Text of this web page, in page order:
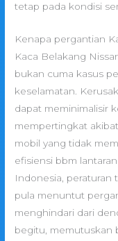
tetap pada kondisi
Kenapa pergantian
Kaca Belakang
bukan cuma kasus
keselamatan.
dapat meminimalisir
mempertingkat
mobil yang tidak
efisiensi bbm
Indonesia, peraturan
pula menuntut
menghindari dari
begitu, memutuskan